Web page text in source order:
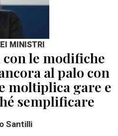
MINISTRI
le modifiche
al palo con
moltiplica gare e
semplificare
Santilli